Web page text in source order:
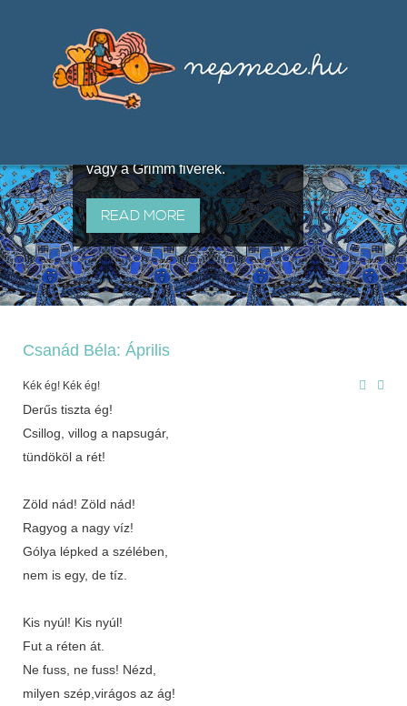
útján terjedő elbeszélésekből,
melyeket olyan ismert gyűjtők
állítottak össze, mint Benedek
vagy a Grimm fivérek.
READ MORE
Csanád Béla: Április
Kék ég! Kék ég!
Derűs tiszta ég!
Csillog, villog a napsugár,
tündököl a rét!
Zöld nád! Zöld nád!
Ragyog a nagy víz!
Gólya lépked a szélében,
nem is egy, de tíz.
Kis nyúl! Kis nyúl!
Fut a réten át.
Ne fuss, ne fuss! Nézd,
milyen szép,virágos az ág!